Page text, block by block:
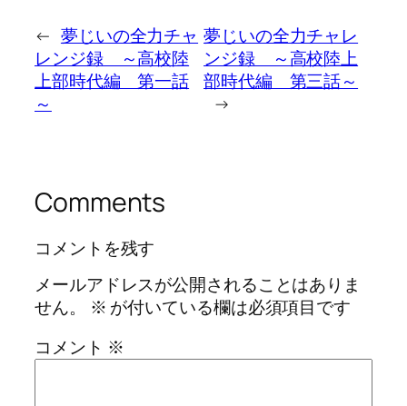
← 夢じいの全力チャ
レンジ録 ～高校陸
上部時代編 第一話
～
夢じいの全力チャレ
ンジ録 ～高校陸上
部時代編 第三話～
→
Comments
コメントを残す
メールアドレスが公開されることはありま
せん。
※ が付いている欄は必須項目です
コメント ※